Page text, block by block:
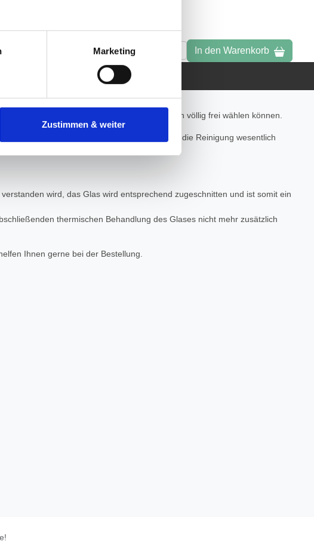
am Seitenende können Sie mehr über
Einstellungen vornehmen.
Daten zu den
Marketing
Zustimmen & weiter
In den Warenkorb
Das Tolle ist, dass Sie die Abmessungen völlig frei wählen können.
Versiegelung aufbringen lassen, welche die Reinigung wesentlich
wird, das Glas wird entsprechend zugeschnitten und ist somit ein
thermischen Behandlung des Glases nicht mehr zusätzlich
Ihnen gerne bei der Bestellung.